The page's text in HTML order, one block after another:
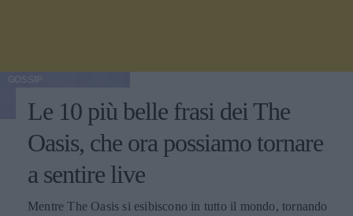
Le 10 più belle frasi dei The
Oasis, che ora possiamo tornare
a sentire live
Mentre The Oasis si esibiscono in tutto il mondo, tornando